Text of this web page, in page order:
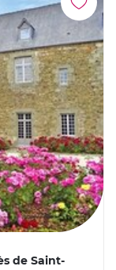
de Saint-